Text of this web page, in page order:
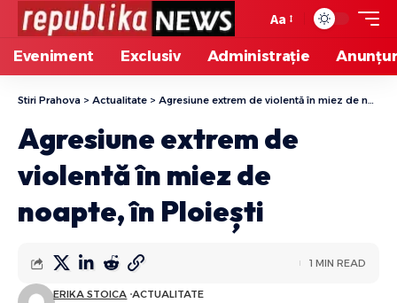
Aa
Eveniment Exclusiv Administrație
Stiri Prahova > Actualitate > Agresiune extrem de violentă în miez de noapte, în Ploiești
Agresiune extrem de
violentă în miez de
noapte, în Ploiești
ERIKA STOICA ACTUALITATE
1 MIN READ